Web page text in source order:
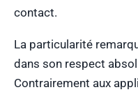
contact.
La particularité
dans son respect
Contrairement aux